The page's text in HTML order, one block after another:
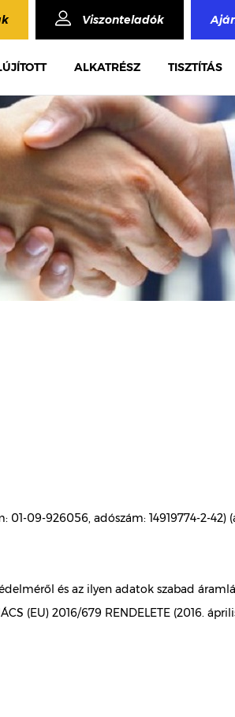
Viszonteladók
ALKATRÉSZ TISZTÍTÁS
01-09-926056, adószám: 14919774-2-
és az ilyen adatok szabad
(EU) 2016/679 RENDELETE (2016.